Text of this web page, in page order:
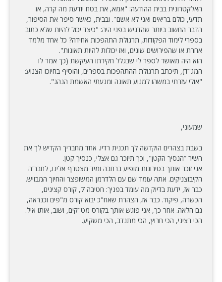
האלקטרונית בבית ההודעה: "אמא, את בטח יודעת מה קרה, אז
תדעי, כולם בריאים ואני לא אשם". ובבית, כאשר סיפר את הסיפור,
הדבר החשוב ביותר שהדגיש בפני היה: "כיצד יכול להיות שלא כתוב
בספרי לימוד הפקודות, תרגולת התהפכות אחידה? כל אחד מלמד
אחרת או שהפירושים שונים, ואז יכולות להיות תאונות".
הוא היה מאושר לספר לי שבגלל חקירתו העיקשת (כך אמר לו
המג"ד), תיכתב תרגולת ההתהפכות בספרים, והוסיף בחיוכו הצנוע:
"אולי עזרתי במשהו למנוע תאונה ומנעתי האשמת הנהג".
שמעוני,
בשבת בצהרים הוקדשה לך תכנית רדיו. אחד מחבריך הקדיש לך את
השיר “הנסיך הקטן", וכך תיזכר גם אצלי, כנסיך קטן.
אני זוכר אותך בטירונות מופיע ברחבה ומיד מצטרף אלינו, לחבר'ה
הקיבוצניקים. אתה עומד שם עם הלדרמן המשופצר והחיוך המבויש.
כבר אז, ידעת בדיוק מה עומד בפניך: חטיבה 7, קורס קצינים,
הכשרה, פיקוד. כבר אז, הצהרת שאח"כ יבוא קורס מ"פים וכנראה,
גם הלאה. אחר כך, אני פוגש אותך בקורס מט"קים, ושוב, אותו איל.
הכי רציני, הכי חרוץ, הכי מתנדב, הכי משקיע.